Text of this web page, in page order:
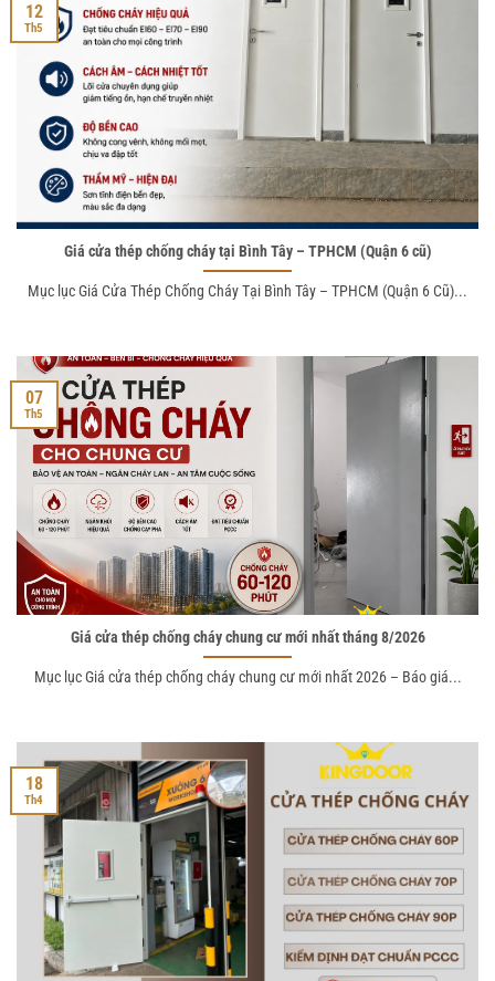
Giá cửa thép chống cháy tại Bình Tây – TPHCM (Quận 6 cũ)
Mục lục Giá Cửa Thép Chống Cháy Tại Bình Tây – TPHCM (Quận 6 Cũ)...
12
Th5
Giá cửa thép chống cháy chung cư mới nhất tháng 8/2026
Mục lục Giá cửa thép chống cháy chung cư mới nhất 2026 – Báo giá...
07
Th5
18
Th4